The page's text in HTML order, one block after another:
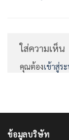
ใส่ความเห็น
คุณต้องเข้าสู่ร
ข้อมูลบริษัท